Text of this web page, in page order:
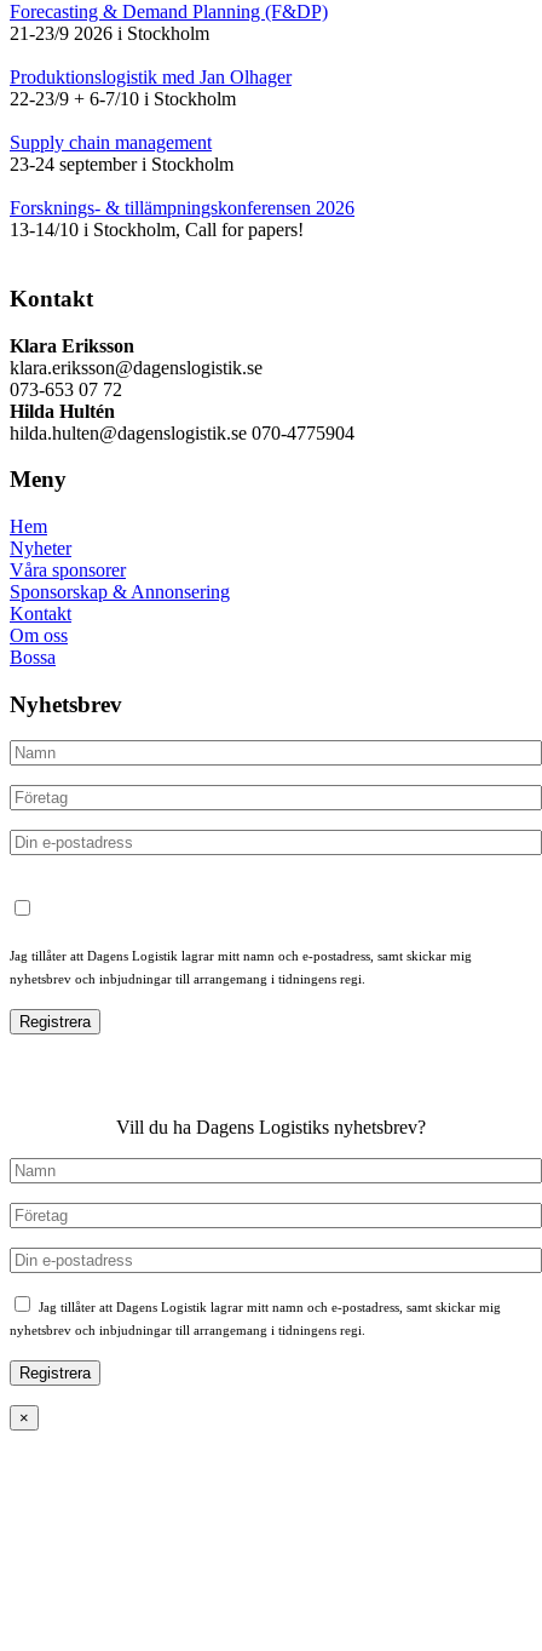
Forecasting & Demand Planning (F&DP)
21-23/9 2026 i Stockholm
Produktionslogistik med Jan Olhager
22-23/9 + 6-7/10 i Stockholm
Supply chain management
23-24 september i Stockholm
Forsknings- & tillämpningskonferensen 2026
13-14/10 i Stockholm, Call for papers!
Kontakt
Klara Eriksson
klara.eriksson@dagenslogistik.se
073-653 07 72
Hilda Hultén
hilda.hulten@dagenslogistik.se 070-4775904
Meny
Hem
Nyheter
Våra sponsorer
Sponsorskap & Annonsering
Kontakt
Om oss
Bossa
Nyhetsbrev
Jag tillåter att Dagens Logistik lagrar mitt namn och e-postadress, samt skickar mig
nyhetsbrev och inbjudningar till arrangemang i tidningens regi.
Vill du ha Dagens Logistiks nyhetsbrev?
Jag tillåter att Dagens Logistik lagrar mitt namn och e-postadress, samt skickar mig
nyhetsbrev och inbjudningar till arrangemang i tidningens regi.
×